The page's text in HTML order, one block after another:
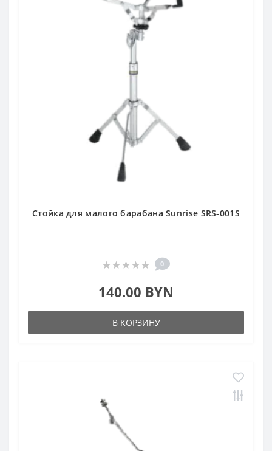
Стойка для малого барабана Sunrise SRS-001S
0
140.00 BYN
В КОРЗИНУ